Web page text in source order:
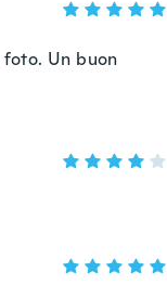
Un buon